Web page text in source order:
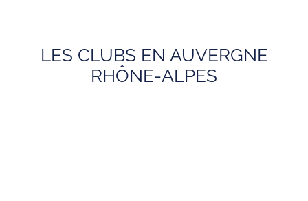
LES CLUBS EN AUVERGNE
RHÔNE-ALPES